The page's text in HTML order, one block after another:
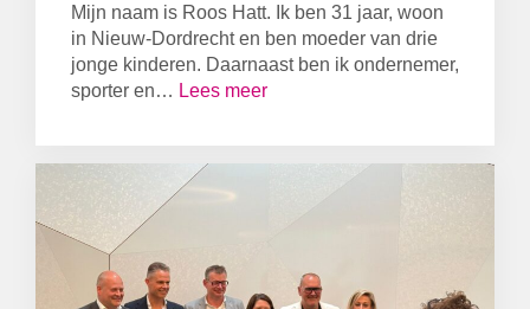
Mijn naam is Roos Hatt. Ik ben 31 jaar, woon
in Nieuw-Dordrecht en ben moeder van drie
jonge kinderen. Daarnaast ben ik ondernemer,
sporter en… Lees meer